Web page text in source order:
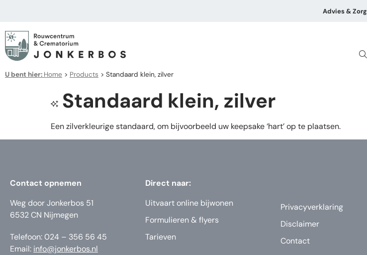
Advies & Zorg
U bent hier: Home > Products > Standaard klein, zilver
Standaard klein, zilver
Een zilverkleurige standaard, om bijvoorbeeld uw keepsake ‘hart’ op te plaatsen.
Contact opnemen
Weg door Jonkerbos 51
6532 CN Nijmegen
Telefoon: 024 – 356 56 45
Email: info@jonkerbos.nl
Direct naar:
Uitvaart online bijwonen
Formulieren & flyers
Tarieven
Privacyverklaring
Disclaimer
Contact